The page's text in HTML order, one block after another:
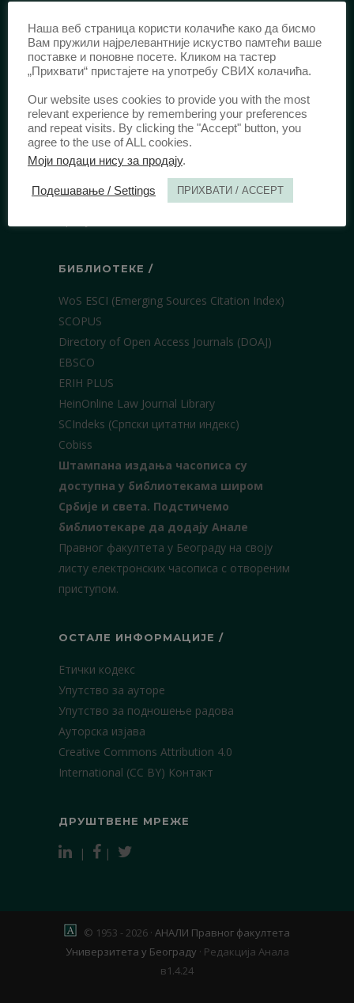
еISSN: 2406-2693(Онлајн издање)
DOI:10.51204/Anali_PFBU_1906
ИЗДАВАЧ /
Правни факултет Универзитета у
Београду
Булевар краља Александра 67
11000 Београд
БИБЛИОТЕКЕ /
WoS ESCI (Emerging Sources Citation Index)
SCOPUS
Directory of Open Access Journals (DOAJ)
EBSCO
ERIH PLUS
HeinOnline Law Journal Library
SCIndeks (Српски цитатни индекс)
Cobiss
Штампана издања часописа су
доступна у библиотекама широм
Србије и света. Подстичемо
библиотекаре да додају Анале
Правног факултета у Београду на своју
листу електронских часописа с отвореним
приступом.
ОСТАЛЕ ИНФОРМАЦИЈЕ /
Етички кодекс
Упутство за ауторе
Упутство за подношење радова
Ауторска изјава
Creative Commons Attribution 4.0
International (CC BY) Контакт
ДРУШТВЕНЕ МРЕЖЕ
| |
© 1953 - 2026 · АНАЛИ Правног факултета
Универзитета у Београду · Редакција Анала
в1.4.24
Наша веб страница користи колачиће како да бисмо
Вам пружили најрелевантније искуство памтећи ваше
поставке и поновне посете. Кликом на тастер
„Прихвати“ пристајете на употребу СВИХ колачића.
Our website uses cookies to provide you with the most
relevant experience by remembering your preferences
and repeat visits. By clicking the "Accept" button, you
agree to the use of ALL cookies.
Моји подаци нису за продају.
Подешавање / Settings ПРИХВАТИ / ACCEPT